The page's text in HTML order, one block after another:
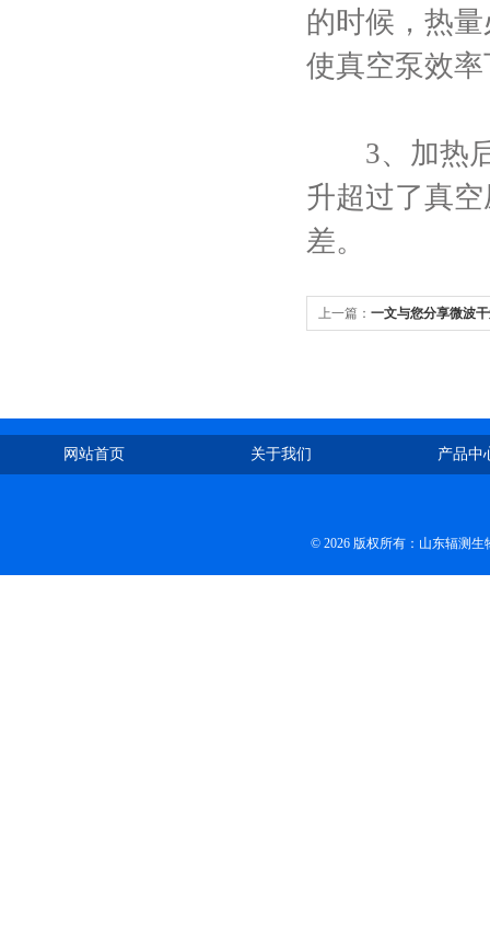
的时候，热
使真空泵效
3、加热后
升超过了真
差。
上一篇： 一文与您分享微波
网站首页 关于我们 产品中
© 2026 版权所有：山东辐测